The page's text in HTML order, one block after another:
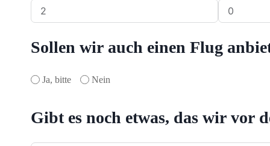
Sollen wir auch einen Flug
Ja, bitte Nein
Gibt es noch etwas, das wir vor